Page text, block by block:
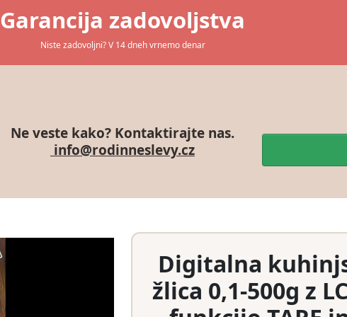
Garancija zadovoljstva
Niste zadovoljni? V 14 dneh vrnemo denar
Ne veste kako? Kontaktirajte nas.
info@rodinneslevy.cz
Digitalna
žlica 0,1-500g z